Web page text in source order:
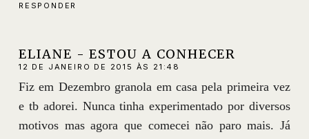
RESPONDER
ELIANE - ESTOU A CONHECER
12 DE JANEIRO DE 2015 ÀS 21:48
Fiz em Dezembro granola em casa pela primeira vez
e tb adorei. Nunca tinha experimentado por diversos
motivos mas agora que comecei não paro mais. Já